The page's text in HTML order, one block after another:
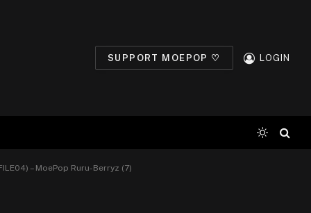
SUPPORT MOEPOP ♡ LOGIN
– MoePop Ruru-Berryz (7)